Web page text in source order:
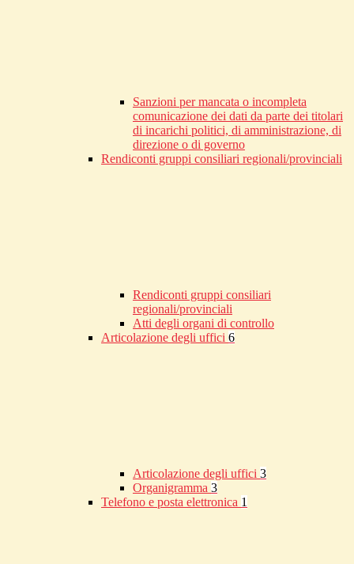
Sanzioni per mancata o incompleta
comunicazione dei dati da parte dei titolari
di incarichi politici, di amministrazione, di
direzione o di governo
Rendiconti gruppi consiliari regionali/provinciali
Rendiconti gruppi consiliari
regionali/provinciali
Atti degli organi di controllo
Articolazione degli uffici 6
Articolazione degli uffici 3
Organigramma 3
Telefono e posta elettronica 1